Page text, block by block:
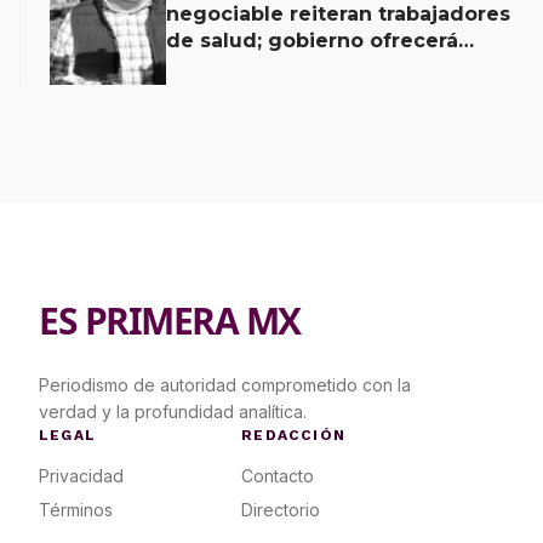
negociable reiteran trabajadores
de salud; gobierno ofrecerá
ES PRIMERA MX
Periodismo de autoridad comprometido con la
verdad y la profundidad analítica.
LEGAL
Privacidad
Términos
REDACCIÓN
Contacto
Directorio